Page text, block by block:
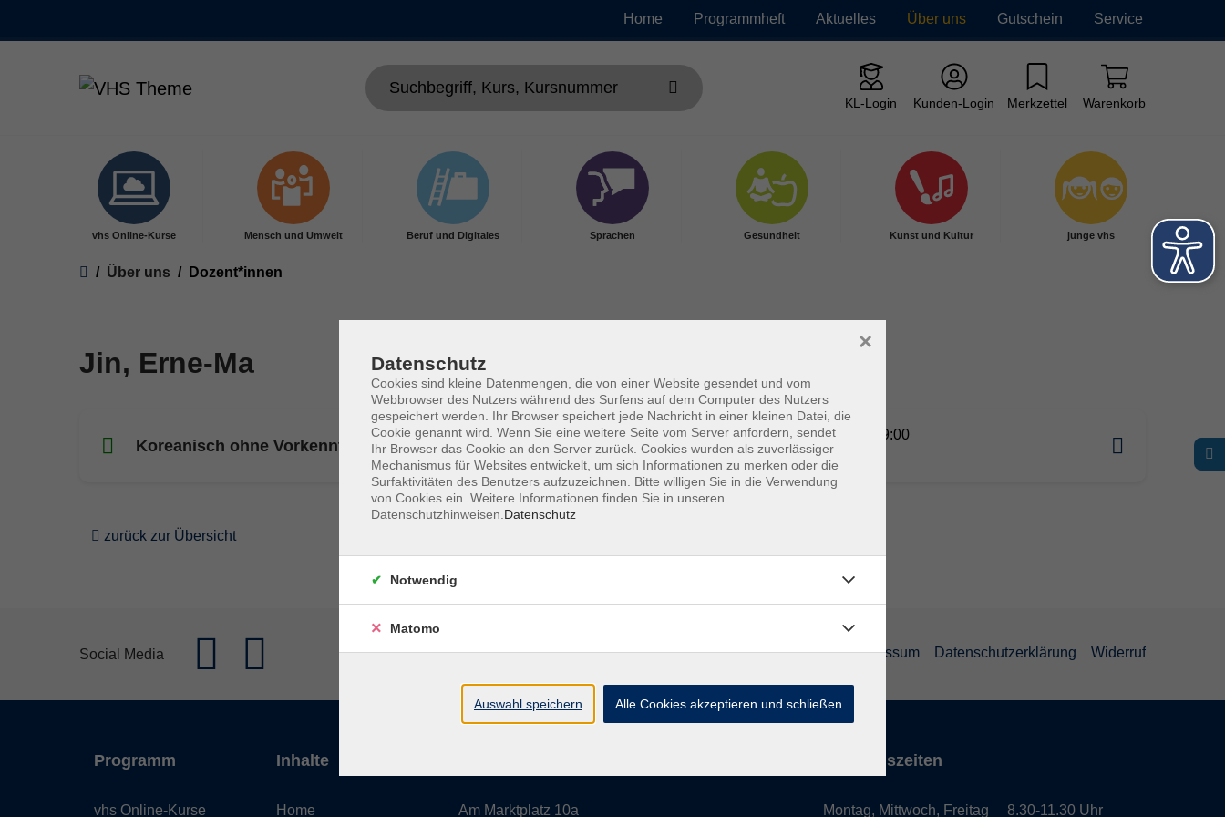
Home Programmheft Aktuelles Über uns Gutschein Service
KL-Login Kunden-Login Merkzettel Warenkorb
vhs Online-Kurse Mensch und Umwelt Beruf und Digitales Sprachen Gesundheit Kunst und Kultur junge vhs
You are here:
Über uns Dozent*innen
Jin, Erne-Ma
Koreanisch ohne Vorkenntnisse
Mo. 12.10.2026 09:00
Germering
zurück zur Übersicht
Social Media AGB Impressum Datenschutzerklärung Widerruf
Programm
vhs Online-Kurse
Inhalte
Home Am Marktplatz 10a
Öffnungszeiten
Montag, Mittwoch, Freitag 8.30-11.30 Uhr
Datenschutz
Cookies sind kleine Datenmengen, die von einer Website gesendet und vom
Webbrowser des Nutzers während des Surfens auf dem Computer des Nutzers
gespeichert werden. Ihr Browser speichert jede Nachricht in einer kleinen Datei, die
Cookie genannt wird. Wenn Sie eine weitere Seite vom Server anfordern, sendet
Ihr Browser das Cookie an den Server zurück. Cookies wurden als zuverlässiger
Mechanismus für Websites entwickelt, um sich Informationen zu merken oder die
Surfaktivitäten des Benutzers aufzuzeichnen. Bitte willigen Sie in die Verwendung
von Cookies ein. Weitere Informationen finden Sie in unseren
Datenschutzhinweisen. Datenschutz
×
Notwendig
Matomo
Auswahl speichern Alle Cookies akzeptieren und schließen